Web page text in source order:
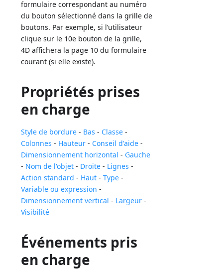
formulaire correspondant au numéro
du bouton sélectionné dans la grille de
boutons. Par exemple, si l’utilisateur
clique sur le 10e bouton de la grille,
4D affichera la page 10 du formulaire
courant (si elle existe).
Propriétés prises
en charge
Style de bordure - Bas - Classe -
Colonnes - Hauteur - Conseil d'aide -
Dimensionnement horizontal - Gauche
- Nom de l'objet - Droite - Lignes -
Action standard - Haut -Type -
Variable ou expression -
Dimensionnement vertical - Largeur -
Visibilité
Événements pris
en charge